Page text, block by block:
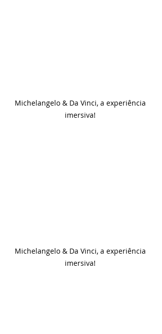
Michelangelo & Da Vinci, a experiência
imersiva!
Michelangelo & Da Vinci, a experiência
imersiva!